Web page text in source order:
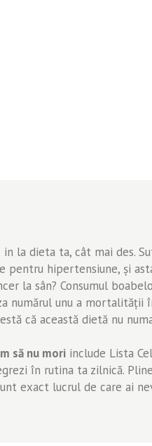
la dieta ta, cât mai des.
pentru hipertensiune, şi
la sân? Consumul
numărul unu a mortalităţii
că această dietă nu
să nu mori include Lista
în rutina ta zilnică.
exact lucrul de care ai